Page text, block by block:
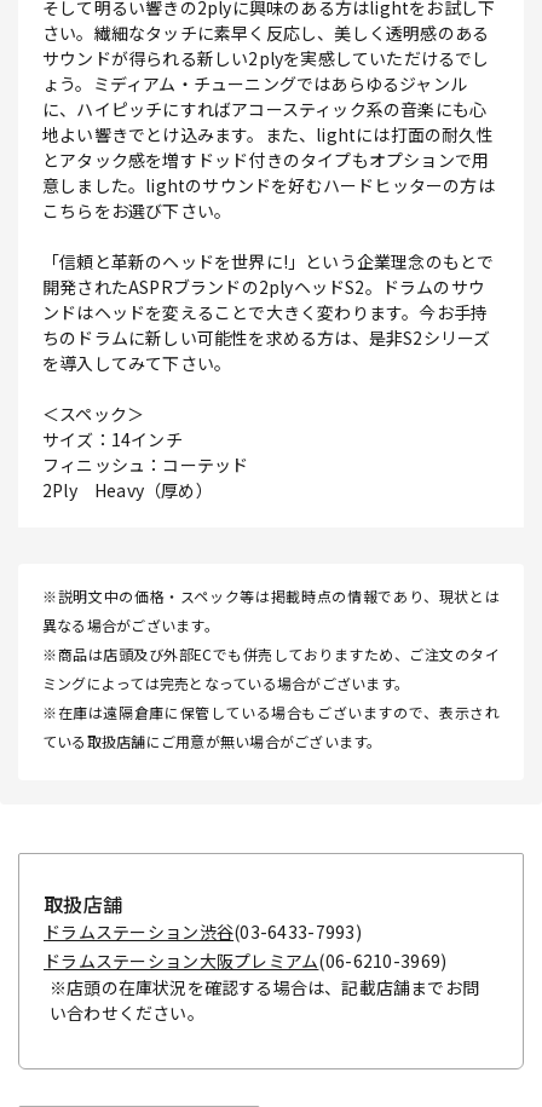
そして明るい響きの2plyに興味のある方はlightをお試し下
さい。繊細なタッチに素早く反応し、美しく透明感のある
サウンドが得られる新しい2plyを実感していただけるでし
ょう。ミディアム・チューニングではあらゆるジャンル
に、ハイピッチにすればアコースティック系の音楽にも心
地よい響きでとけ込みます。また、lightには打面の耐久性
とアタック感を増すドッド付きのタイプもオプションで用
意しました。lightのサウンドを好むハードヒッターの方は
こちらをお選び下さい。
「信頼と革新のヘッドを世界に!」という企業理念のもとで
開発されたASPRブランドの2plyヘッドS2。ドラムのサウ
ンドはヘッドを変えることで大きく変わります。今お手持
ちのドラムに新しい可能性を求める方は、是非S2シリーズ
を導入してみて下さい。
＜スペック＞
サイズ：14インチ
フィニッシュ：コーテッド
2Ply Heavy（厚め）
※説明文中の価格・スペック等は掲載時点の情報であり、現状とは
異なる場合がございます。
※商品は店頭及び外部ECでも併売しておりますため、ご注文のタイ
ミングによっては完売となっている場合がございます。
※在庫は遠隔倉庫に保管している場合もございますので、表示され
ている取扱店舗にご用意が無い場合がございます。
取扱店舗
ドラムステーション渋谷(03-6433-7993)
ドラムステーション大阪プレミアム(06-6210-3969)
※店頭の在庫状況を確認する場合は、記載店舗までお問
い合わせください。